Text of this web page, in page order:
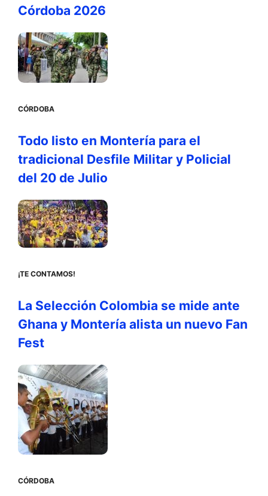
Córdoba 2026
CÓRDOBA
Todo listo en Montería para el
tradicional Desfile Militar y Policial
del 20 de Julio
¡TE CONTAMOS!
La Selección Colombia se mide ante
Ghana y Montería alista un nuevo Fan
Fest
CÓRDOBA